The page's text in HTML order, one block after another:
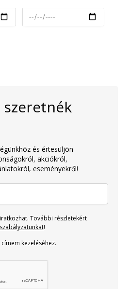
és értesüljön
akciókról,
eseményekről!
További részletekért
!
kezeléséhez.